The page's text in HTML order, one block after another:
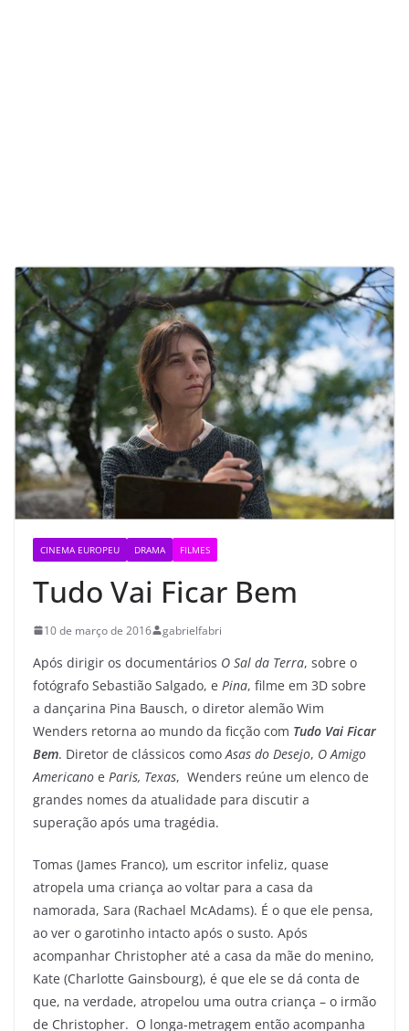
CINEMA EUROPEU DRAMA FILMES
Tudo Vai Ficar Bem
10 de março de 2016 gabrielfabri
Após dirigir os documentários O Sal da Terra, sobre o
fotógrafo Sebastião Salgado, e Pina, filme em 3D sobre
a dançarina Pina Bausch, o diretor alemão Wim
Wenders retorna ao mundo da ficção com Tudo Vai Ficar
Bem. Diretor de clássicos como Asas do Desejo, O Amigo
Americano e Paris, Texas, Wenders reúne um elenco de
grandes nomes da atualidade para discutir a
superação após uma tragédia.
Tomas (James Franco), um escritor infeliz, quase
atropela uma criança ao voltar para a casa da
namorada, Sara (Rachael McAdams). É o que ele pensa,
ao ver o garotinho intacto após o susto. Após
acompanhar Christopher até a casa da mãe do menino,
Kate (Charlotte Gainsbourg), é que ele se dá conta de
que, na verdade, atropelou uma outra criança – o irmão
de Christopher. O longa-metragem então acompanha